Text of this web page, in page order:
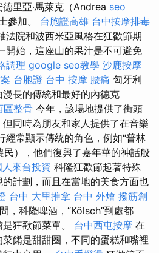
里亞·馬萊克（Andrea seo
參加。 台胞證高雄 台中按摩排毒
法院和波西米亞風格在狂歡節期
開始，這座山的果汁是不可避免
調理 google seo教學 沙鹿按摩
台胞證 台中 按摩 腰痛 匈牙利
長的傳統和最好的內德克
區整骨 今年，該場地提供了街頭
同時為朋友和家人提供了在音樂
經常顯示傳統的角色，例如“普林
民），他們復興了嘉年華的神話般
來台投資 科隆狂歡節起著特殊
計劃，而且在當地的美食方面也
台中 大里推拿 台中 外燴 撥筋創
，科隆啤酒，“Kölsch”到處都
狂歡節菜單。 台中西屯按摩 在
餚是甜甜圈，不同的蛋糕和嘴裡